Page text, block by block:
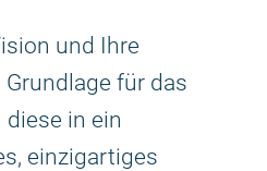
und Ihre
für das
in ein
einzigartiges